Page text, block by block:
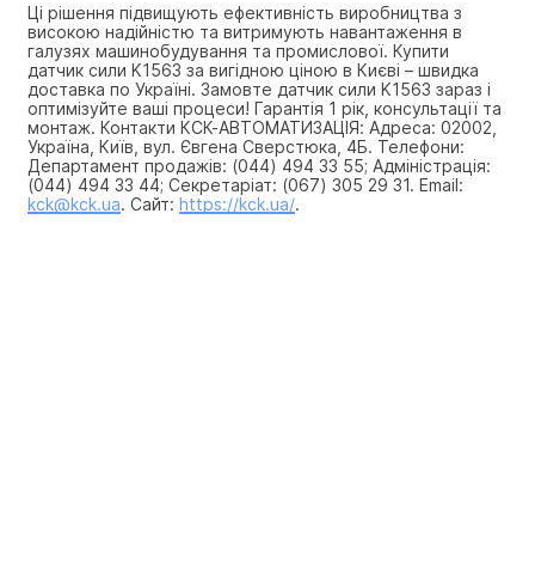
Ці рішення підвищують ефективність виробництва з
високою надійністю та витримують навантаження в
галузях машинобудування та промислової. Купити
датчик сили K1563 за вигідною ціною в Києві – швидка
доставка по Україні. Замовте датчик сили K1563 зараз і
оптимізуйте ваші процеси! Гарантія 1 рік, консультації та
монтаж. Контакти КСК-АВТОМАТИЗАЦІЯ: Адреса: 02002,
Україна, Київ, вул. Євгена Сверстюка, 4Б. Телефони:
Департамент продажів: (044) 494 33 55; Адміністрація:
(044) 494 33 44; Секретаріат: (067) 305 29 31. Email:
kck@kck.ua. Сайт: https://kck.ua/.